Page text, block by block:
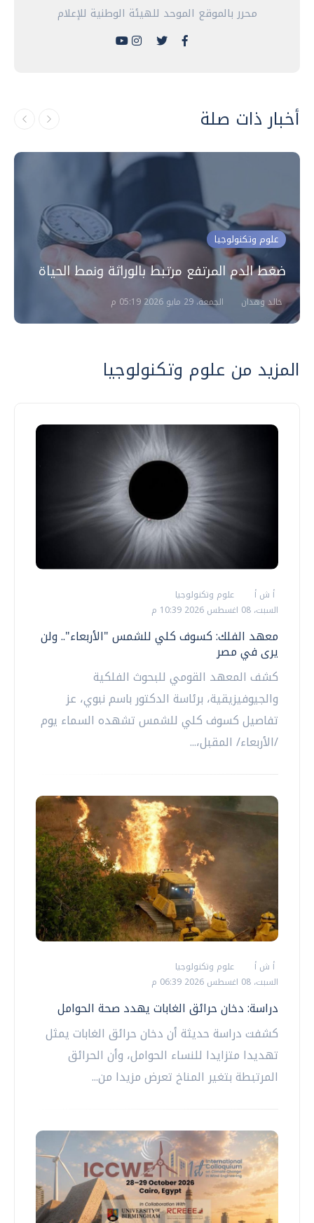
محرر بالموقع الموحد للهيئة الوطنية للإعلام
أخبار ذات صلة
علوم وتكنولوجيا
ضغط الدم المرتفع مرتبط بالوراثة ونمط الحياة
خالد وهدان الجمعة، 29 مايو 2026 05:19 م
المزيد من علوم وتكنولوجيا
أ ش أ
علوم وتكنولوجيا
السبت، 08 اغسطس 2026 10:39 م
معهد الفلك: كسوف كلي للشمس "الأربعاء".. ولن
يرى في مصر
كشف المعهد القومي للبحوث الفلكية
والجيوفيزيقية، برئاسة الدكتور باسم نبوي، عز
تفاصيل كسوف كلي للشمس تشهده السماء يوم
/الأربعاء/ المقبل،...
أ ش أ
علوم وتكنولوجيا
السبت، 08 اغسطس 2026 06:39 م
دراسة: دخان حرائق الغابات يهدد صحة الحوامل
كشفت دراسة حديثة أن دخان حرائق الغابات يمثل
تهديدا متزايدا للنساء الحوامل، وأن الحرائق
المرتبطة بتغير المناخ تعرض مزيدا من...